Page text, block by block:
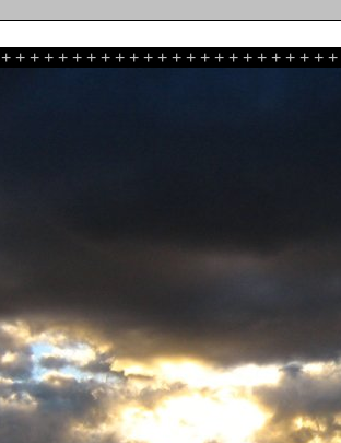
+ + + + + + + + + + + + + + + + + + + + + + + +